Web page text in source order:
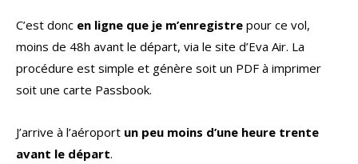
C’est donc en ligne que je m’enregistre pour ce vol,
moins de 48h avant le départ, via le site d’Eva Air. La
procédure est simple et génère soit un PDF à imprimer
soit une carte Passbook.
J’arrive à l’aéroport un peu moins d’une heure trente
avant le départ.